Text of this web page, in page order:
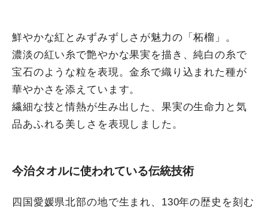
鮮やかな紅とみずみずしさが魅力の「柘榴」。
濃淡の紅い糸で艶やかな果実を描き、純白の糸で
宝石のような粒を表現。金糸で織り込まれた種が
華やかさを添えています。
繊細な技と情熱が生み出した、果実の生命力と気
品あふれる美しさを表現しました。
今治タオルに使われている伝統技術
四国愛媛県北部の地で生まれ、130年の歴史を刻む